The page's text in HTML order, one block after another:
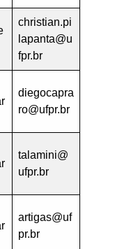
christian.pi
lapanta@u
fpr.br
diegocapra
ro@ufpr.br
talamini@
ufpr.br
artigas@uf
pr.br